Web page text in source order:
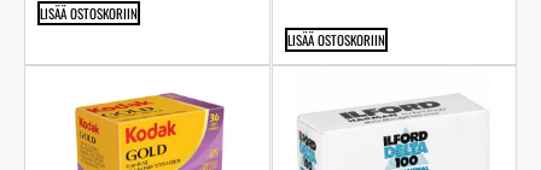
LISÄÄ OSTOSKORIIN
LISÄÄ OSTOSKORIIN